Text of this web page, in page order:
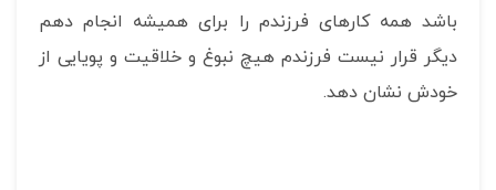
باشد همه کارهای فرزندم را برای همیشه انجام دهم
دیگر قرار نیست فرزندم هیچ نبوغ و خلاقیت و پویایی از
خودش نشان دهد.